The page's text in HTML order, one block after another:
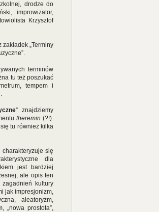
drodze do
improwizator,
Krzysztof
„Terminy
terminów
tu też poszukać
tempem i
” znajdziemy
theremin(?!).
tu również kilka
się
dla
jest bardziej
ale opis ten
kultury
jak impresjonizm,
aleatoryzm,
„nowa prostota”,